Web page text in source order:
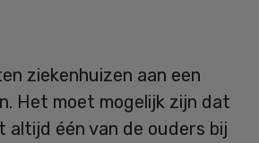
ziekenhuizen aan een
Het moet mogelijk zijn dat
altijd één van de ouders bij